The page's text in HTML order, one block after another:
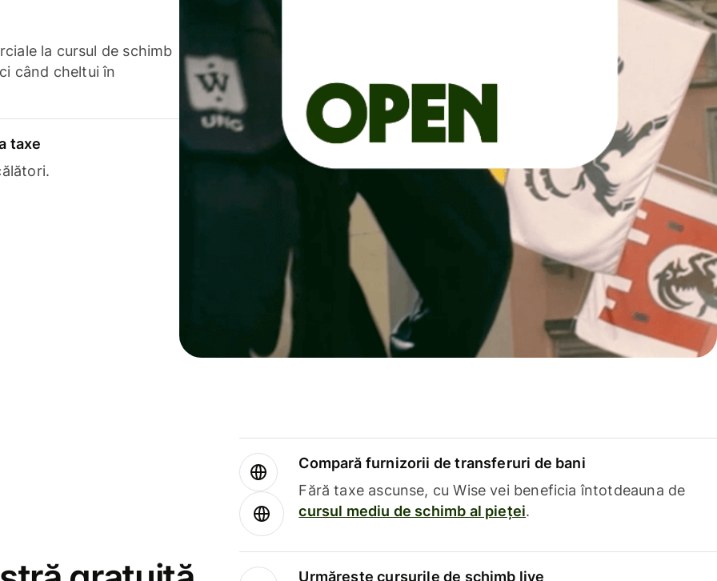
la cursul de schimb
când cheltui în
taxe
Compară furnizorii de transferuri de bani
Fără taxe ascunse, cu Wise vei beneficia întotdeauna de
cursul mediu de schimb al pieței.
Urmărește cursurile de schimb live